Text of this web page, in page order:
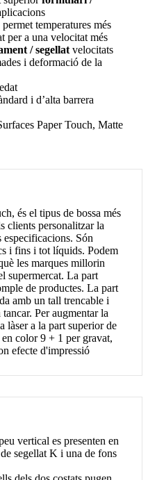
temperatures més
per a una velocitat més
/ segellat velocitats
i deformació de la
i d’alta barrera
Paper Touch, Matte
és el tipus de bossa més
clients personalitzar la
especificacions. Són
i fins i tot líquids. Podem
les marques millorin
supermercat. La part
de productes. La part
amb un tall trencable i
Per augmentar la
làser a la part superior de
color 9 + 1 per gravat,
efecte d'impressió
vertical es presenten en
segellat K i una de fons